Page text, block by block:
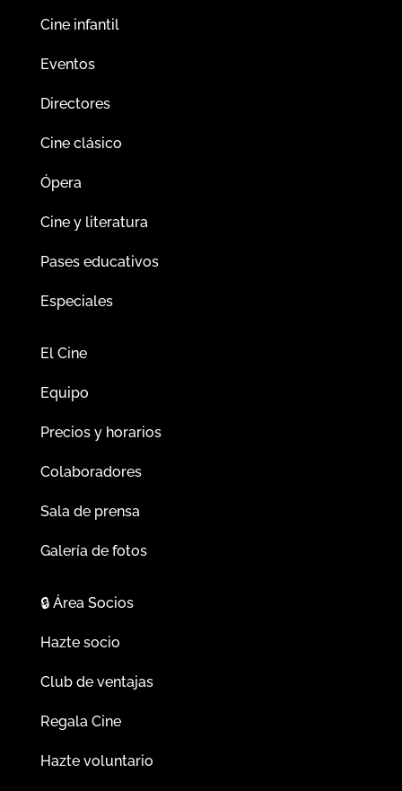
Cine infantil
Eventos
Directores
Cine clásico
Ópera
Cine y literatura
Pases educativos
Especiales
El Cine
Equipo
Precios y horarios
Colaboradores
Sala de prensa
Galería de fotos
🔒Área Socios
Hazte socio
Club de ventajas
Regala Cine
Hazte voluntario